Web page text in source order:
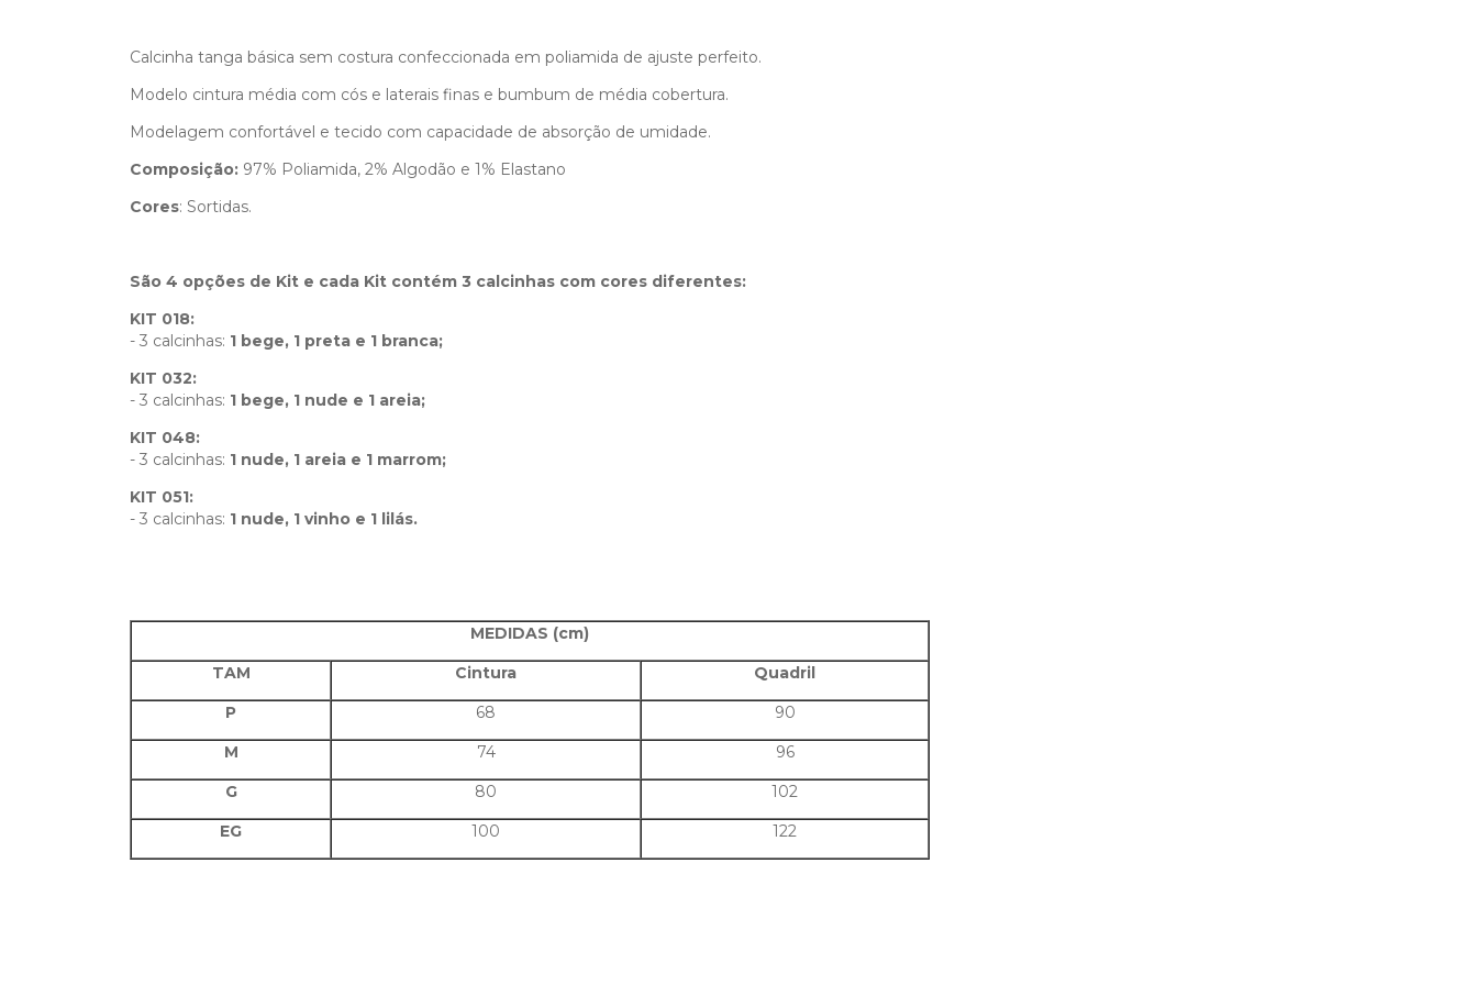
Calcinha tanga básica sem costura confeccionada em poliamida de ajuste perfeito.
Modelo cintura média com cós e laterais finas e bumbum de média cobertura.
Modelagem confortável e tecido com capacidade de absorção de umidade.
Composição: 97% Poliamida, 2% Algodão e 1% Elastano
Cores: Sortidas.
São 4 opções de Kit e cada Kit contém 3 calcinhas com cores diferentes:
KIT 018:
- 3 calcinhas: 1 bege, 1 preta e 1 branca;
KIT 032:
- 3 calcinhas: 1 bege, 1 nude e 1 areia;
KIT 048:
- 3 calcinhas: 1 nude, 1 areia e 1 marrom;
KIT 051:
- 3 calcinhas: 1 nude, 1 vinho e 1 lilás.
MEDIDAS (cm)
TAM
Cintura
Quadril
P
68
90
M
74
96
G
80
102
EG
100 122